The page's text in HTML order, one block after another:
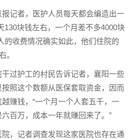
记者，医护人员每天都会编造出一
130块钱左右，一个月差不多4000块
的收费情况确实如此，他们住院的
。
过护工的村民告诉记者，襄阳一些
照这个数额从医保套取资金，因而
赚钱，“一个月一个人套五千，一
百万，成本一年就赚回来了。”
，记者调查发现这家医院也存在通